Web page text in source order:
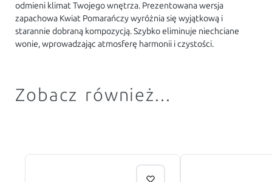
odmieni klimat Twojego wnętrza. Prezentowana wersja
zapachowa Kwiat Pomarańczy wyróżnia się wyjątkową i
starannie dobraną kompozycją. Szybko eliminuje niechciane
wonie, wprowadzając atmosferę harmonii i czystości.
Zobacz również...